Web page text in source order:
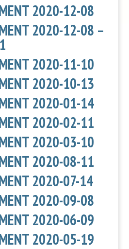
2020-12-08
2020-12-08 –
2020-11-10
2020-10-13
2020-01-14
2020-02-11
2020-03-10
2020-08-11
2020-07-14
2020-09-08
2020-06-09
2020-05-19